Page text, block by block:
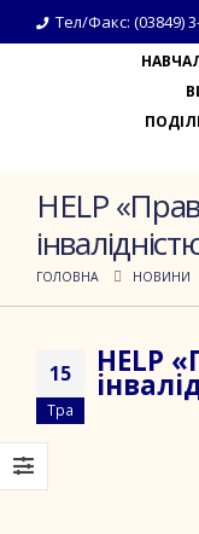
Тел/Факс: (03849)
HELP
ГОЛОВНА НОВИНИ
15
Тра
HELP